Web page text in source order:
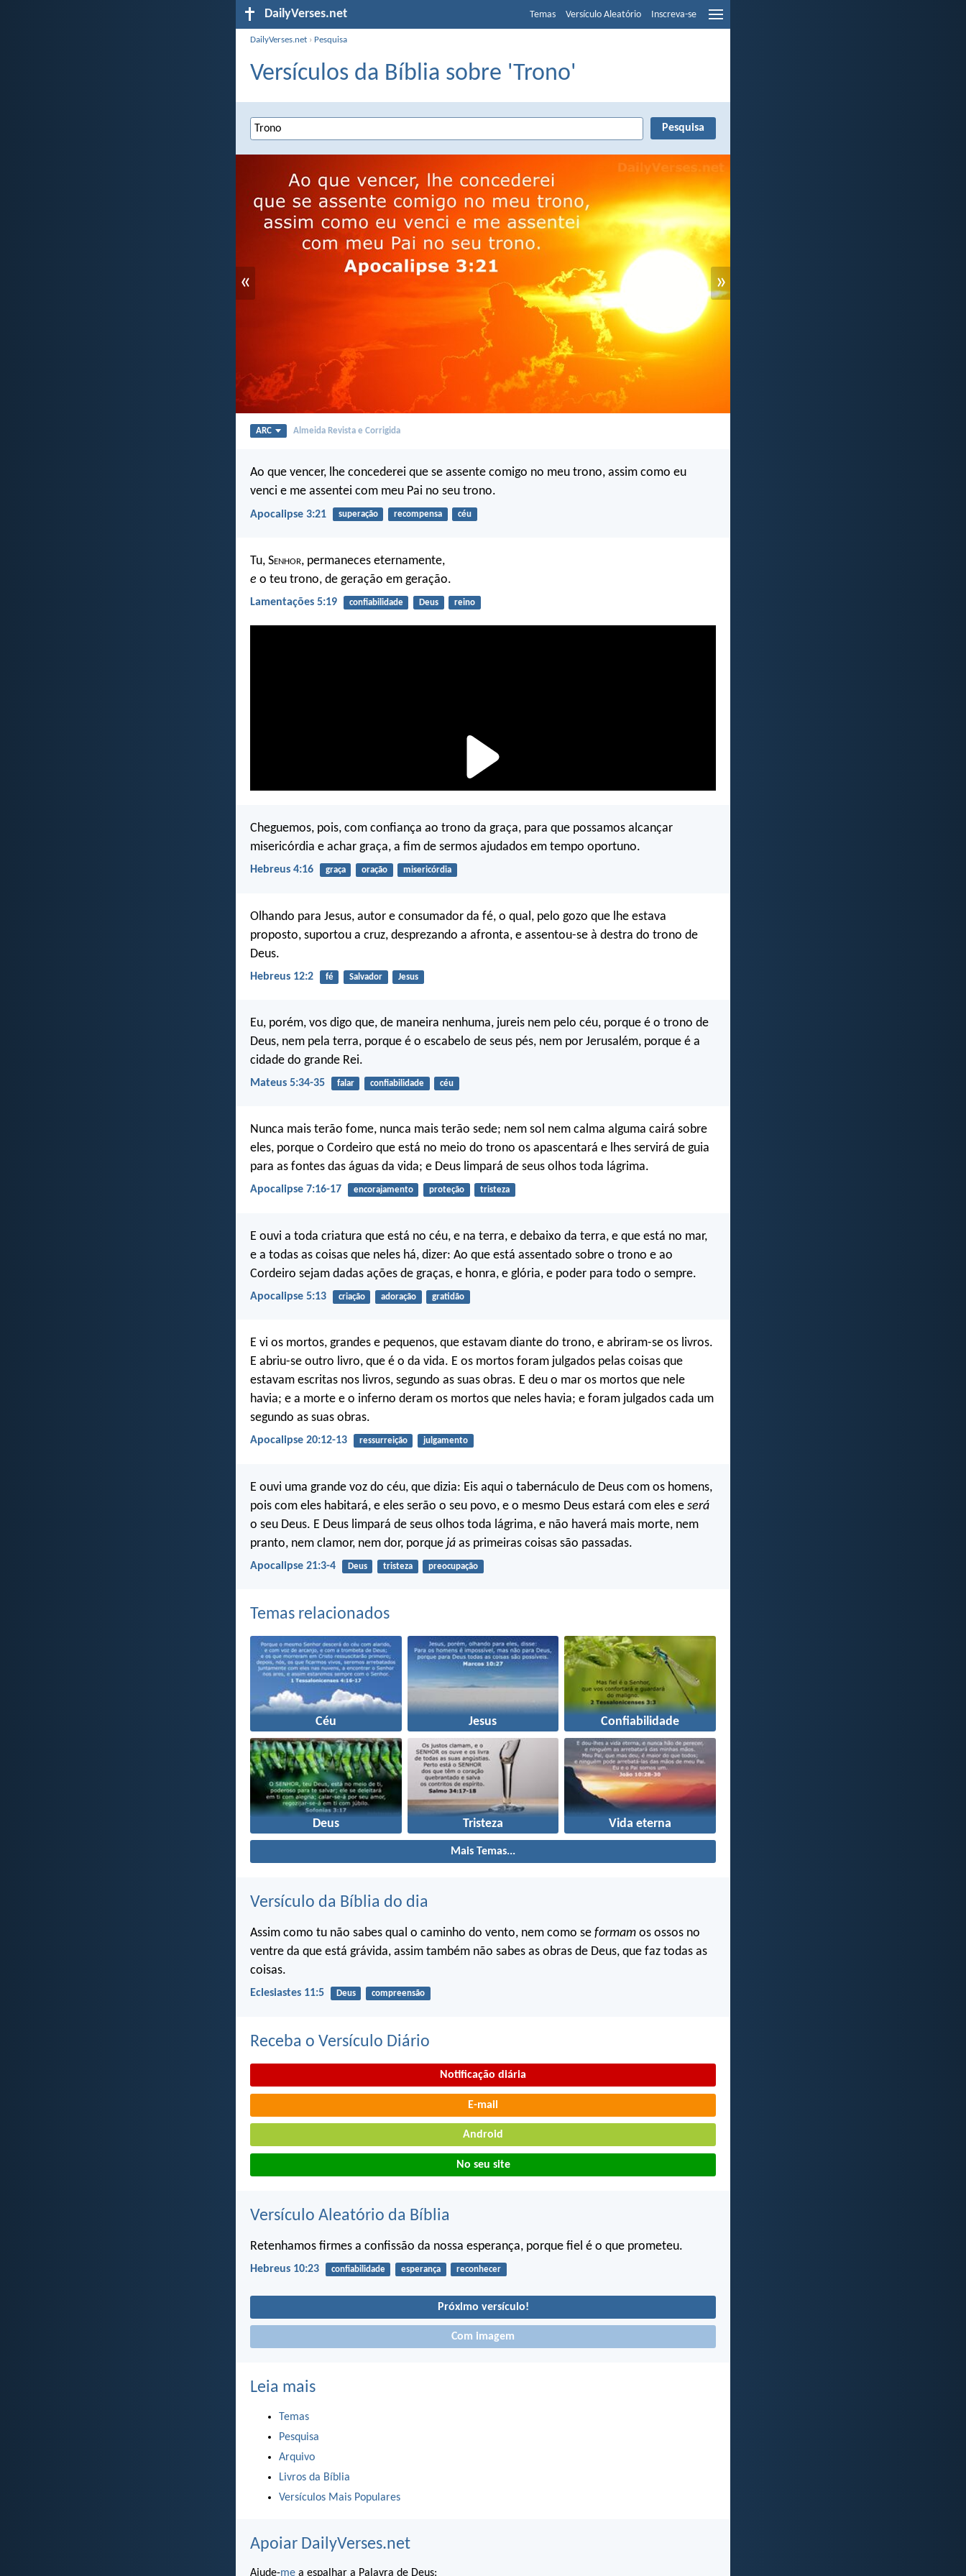
DailyVerses.net Temas Versículo Aleatório Inscreva-se
DailyVerses.net › Pesquisa
Versículos da Bíblia sobre 'Trono'
« »
ARC Almeida Revista e Corrigida
Ao que vencer, lhe concederei que se assente comigo no meu trono, assim como eu
venci e me assentei com meu Pai no seu trono.
Apocalipse 3:21 superação recompensa céu
Tu, Senhor, permaneces eternamente,
e o teu trono, de geração em geração.
Lamentações 5:19 confiabilidade Deus reino
Cheguemos, pois, com confiança ao trono da graça, para que possamos alcançar
misericórdia e achar graça, a fim de sermos ajudados em tempo oportuno.
Hebreus 4:16 graça oração misericórdia
Olhando para Jesus, autor e consumador da fé, o qual, pelo gozo que lhe estava
proposto, suportou a cruz, desprezando a afronta, e assentou-se à destra do trono de
Deus.
Hebreus 12:2 fé Salvador Jesus
Eu, porém, vos digo que, de maneira nenhuma, jureis nem pelo céu, porque é o trono de
Deus, nem pela terra, porque é o escabelo de seus pés, nem por Jerusalém, porque é a
cidade do grande Rei.
Mateus 5:34-35 falar confiabilidade céu
Nunca mais terão fome, nunca mais terão sede; nem sol nem calma alguma cairá sobre
eles, porque o Cordeiro que está no meio do trono os apascentará e lhes servirá de guia
para as fontes das águas da vida; e Deus limpará de seus olhos toda lágrima.
Apocalipse 7:16-17 encorajamento proteção tristeza
E ouvi a toda criatura que está no céu, e na terra, e debaixo da terra, e que está no mar,
e a todas as coisas que neles há, dizer: Ao que está assentado sobre o trono e ao
Cordeiro sejam dadas ações de graças, e honra, e glória, e poder para todo o sempre.
Apocalipse 5:13 criação adoração gratidão
E vi os mortos, grandes e pequenos, que estavam diante do trono, e abriram-se os livros.
E abriu-se outro livro, que é o da vida. E os mortos foram julgados pelas coisas que
estavam escritas nos livros, segundo as suas obras. E deu o mar os mortos que nele
havia; e a morte e o inferno deram os mortos que neles havia; e foram julgados cada um
segundo as suas obras.
Apocalipse 20:12-13 ressurreição julgamento
E ouvi uma grande voz do céu, que dizia: Eis aqui o tabernáculo de Deus com os homens,
pois com eles habitará, e eles serão o seu povo, e o mesmo Deus estará com eles e será
o seu Deus. E Deus limpará de seus olhos toda lágrima, e não haverá mais morte, nem
pranto, nem clamor, nem dor, porque já as primeiras coisas são passadas.
Apocalipse 21:3-4 Deus tristeza preocupação
Temas relacionados
Céu Jesus Confiabilidade
Deus Tristeza Vida eterna
Mais Temas...
Versículo da Bíblia do dia
Assim como tu não sabes qual o caminho do vento, nem como se formam os ossos no
ventre da que está grávida, assim também não sabes as obras de Deus, que faz todas as
coisas.
Eclesiastes 11:5 Deus compreensão
Receba o Versículo Diário
Notificação diária
E-mail
Android
No seu site
Versículo Aleatório da Bíblia
Retenhamos firmes a confissão da nossa esperança, porque fiel é o que prometeu.
Hebreus 10:23 confiabilidade esperança reconhecer
Próximo versículo!
Com imagem
Leia mais
Temas
Pesquisa
Arquivo
Livros da Bíblia
Versículos Mais Populares
Apoiar DailyVerses.net
Ajude-me a espalhar a Palavra de Deus: